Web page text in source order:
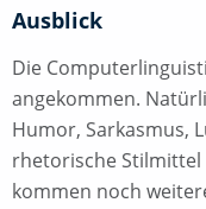
Ausblick
Die
angekommen.
Humor, Sarkasmus,
rhetorische Stilmittel
kommen noch